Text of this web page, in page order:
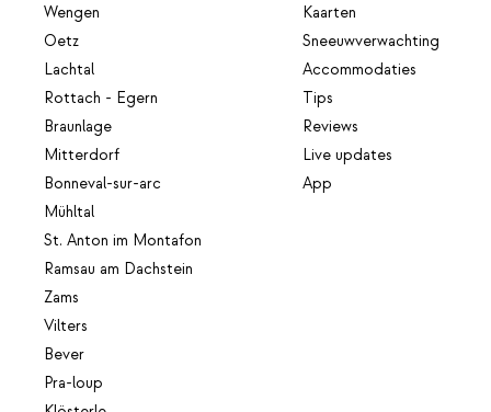
Wengen
Oetz
Lachtal
Rottach - Egern
Braunlage
Mitterdorf
Bonneval-sur-arc
Mühltal
St. Anton im Montafon
Ramsau am Dachstein
Zams
Vilters
Bever
Pra-loup
Kaarten
Sneeuwverwachting
Accommodaties
Tips
Reviews
Live updates
App